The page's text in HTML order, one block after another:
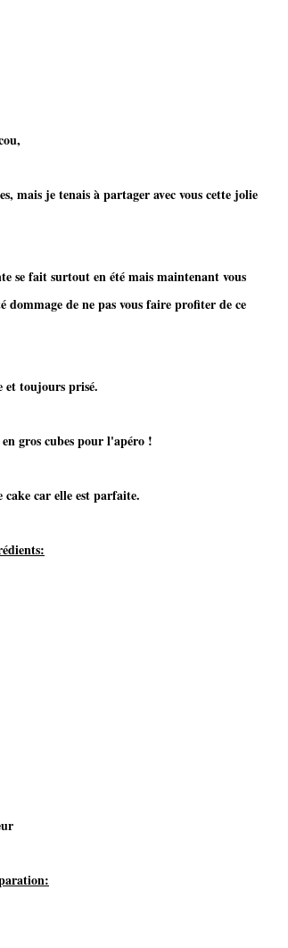
mais je tenais à partager avec vous cette jolie
se fait surtout en été mais maintenant vous
de ne pas vous faire profiter de ce
prisé.
gros cubes pour l'apéro !
car elle est parfaite.